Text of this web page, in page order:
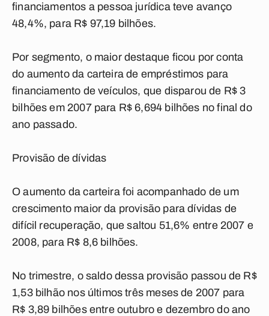
financiamentos a pessoa jurídica teve avanço
48,4%, para R$ 97,19 bilhões.
Por segmento, o maior destaque ficou por conta
do aumento da carteira de empréstimos para
financiamento de veículos, que disparou de R$ 3
bilhões em 2007 para R$ 6,694 bilhões no final do
ano passado.
Provisão de dívidas
O aumento da carteira foi acompanhado de um
crescimento maior da provisão para dívidas de
difícil recuperação, que saltou 51,6% entre 2007 e
2008, para R$ 8,6 bilhões.
No trimestre, o saldo dessa provisão passou de R$
1,53 bilhão nos últimos três meses de 2007 para
R$ 3,89 bilhões entre outubro e dezembro do ano